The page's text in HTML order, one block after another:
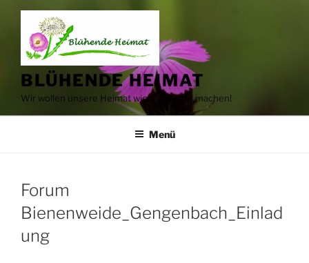
Zum
springen
BLÜHENDE HEIMAT
Wir wollen unsere Heimat wieder bunter machen!
Menü
Forum
Bienenweide_Gengenbach_Einlad
ung